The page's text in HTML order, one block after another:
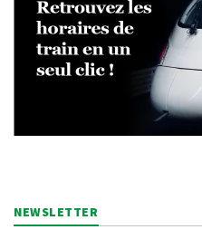
NEWSLETTER